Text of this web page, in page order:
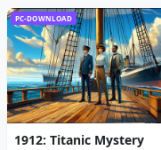
PC-DOWNLOAD
1912: Titanic Mystery